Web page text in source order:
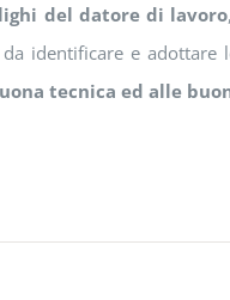
del datore di lavoro
identificare e adottare
tecnica ed alle